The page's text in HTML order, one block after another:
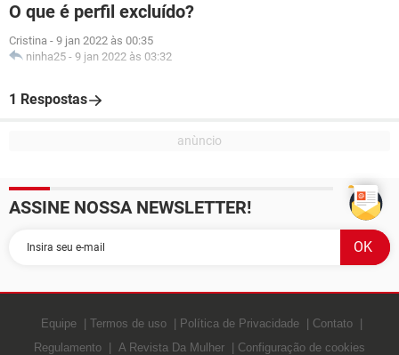
O que é perfil excluído?
Cristina - 9 jan 2022 às 00:35
ninha25 - 9 jan 2022 às 03:32
1 Respostas
ASSINE NOSSA NEWSLETTER!
Equipe Termos de uso Política de Privacidade
Contato
Regulamento
A Revista Da Mulher Configuração de cookies